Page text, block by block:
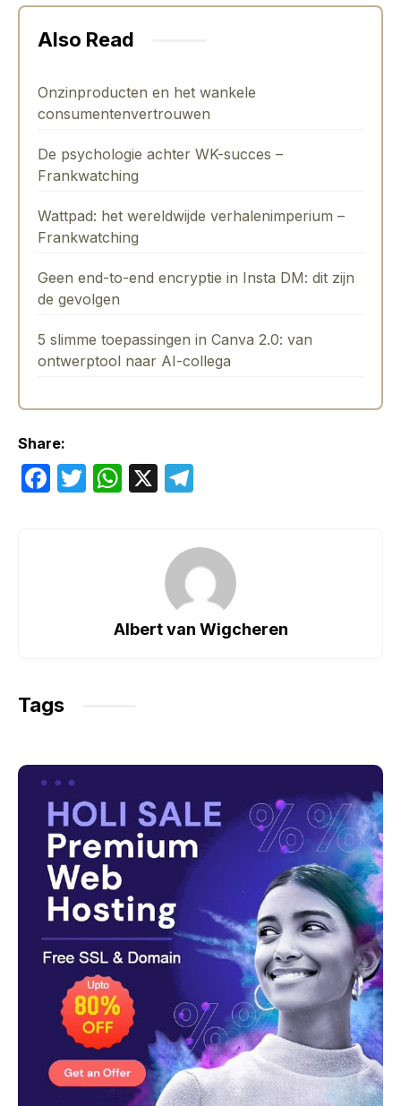
Also Read
Onzinproducten en het wankele
consumentenvertrouwen
De psychologie achter WK-succes –
Frankwatching
Wattpad: het wereldwijde verhalenimperium –
Frankwatching
Geen end-to-end encryptie in Insta DM: dit zijn
de gevolgen
5 slimme toepassingen in Canva 2.0: van
ontwerptool naar AI-collega
Share:
F
T
W
p
X
gr
a
m
Albert van Wigcheren
Tags